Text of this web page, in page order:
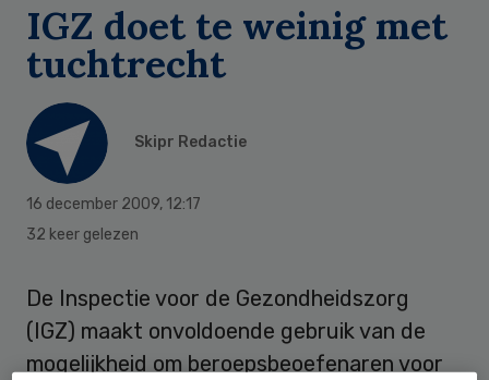
IGZ doet te weinig met
tuchtrecht
Skipr Redactie
16 december 2009, 12:17
32 keer gelezen
De Inspectie voor de Gezondheidszorg
(IGZ) maakt onvoldoende gebruik van de
mogelijkheid om beroepsbeoefenaren voor